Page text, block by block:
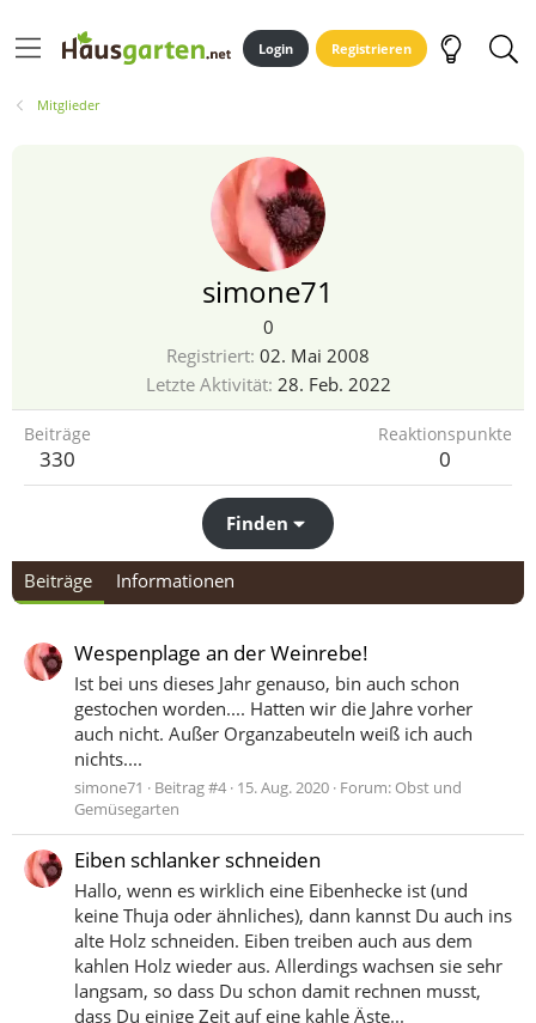
Login Registrieren
Mitglieder
simone71
0
Registriert 02. Mai 2008
Letzte Aktivität 28. Feb. 2022
Beiträge
330
Reaktionspunkte
0
Finden
Beiträge Informationen
Wespenplage an der Weinrebe!
Ist bei uns dieses Jahr genauso, bin auch schon
gestochen worden.... Hatten wir die Jahre vorher
auch nicht. Außer Organzabeuteln weiß ich auch
nichts....
simone71 Beitrag #4 15. Aug. 2020 Forum: Obst und
Gemüsegarten
Eiben schlanker schneiden
Hallo, wenn es wirklich eine Eibenhecke ist (und
keine Thuja oder ähnliches), dann kannst Du auch ins
alte Holz schneiden. Eiben treiben auch aus dem
kahlen Holz wieder aus. Allerdings wachsen sie sehr
langsam, so dass Du schon damit rechnen musst,
dass Du einige Zeit auf eine kahle Äste...